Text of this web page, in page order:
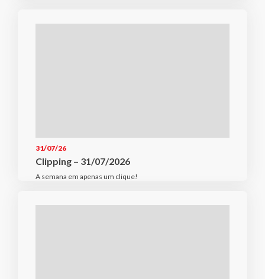
31/07/26
Clipping – 31/07/2026
A semana em apenas um clique!